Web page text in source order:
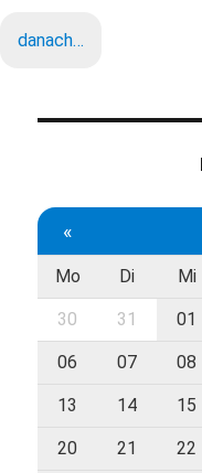
danach…
«
Mo Di Mi
30 31 01
06 07 08
13 14 15
20 21 22